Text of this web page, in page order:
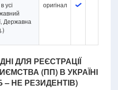
усі
Державна
оригінал
ДЛЯ РЕЄСТРАЦІЇ
(ПП) В УКРАЇНІ
– НЕ РЕЗИДЕНТІВ)